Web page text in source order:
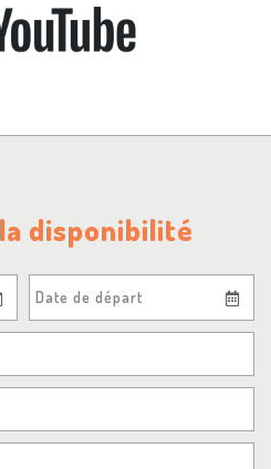
disponibilité
Date de départ